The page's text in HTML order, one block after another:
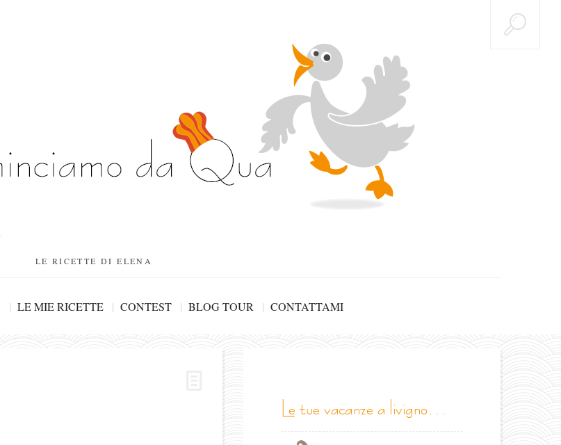
LE RICETTE DI ELENA
LE MIE RICETTE CONTEST BLOG TOUR CONTATTAMI
le tue vacanze a livigno…